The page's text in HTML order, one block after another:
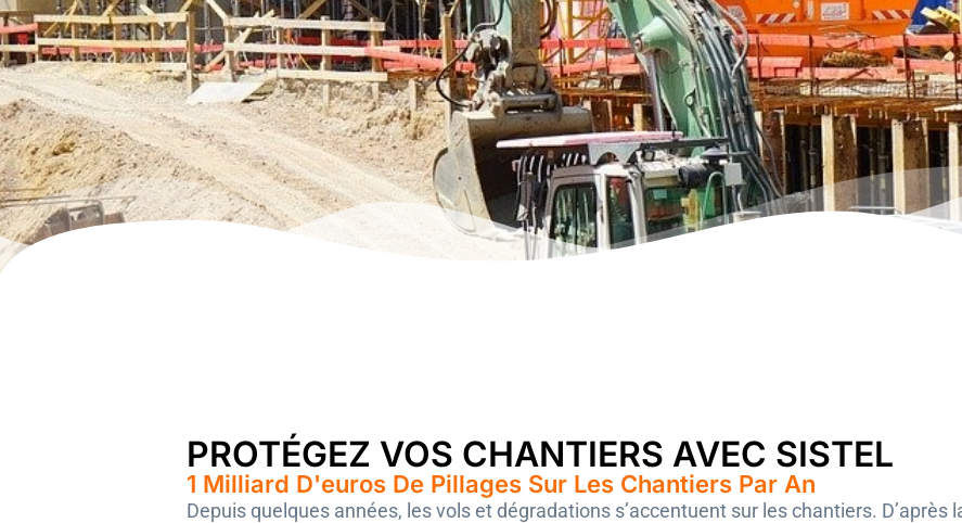
PROTÉGEZ VOS CHANTIERS AVEC SISTEL
1 Milliard D'euros De Pillages Sur Les Chantiers Par An
Depuis quelques années, les vols et dégradations s’accentuent sur les chantiers. D’après